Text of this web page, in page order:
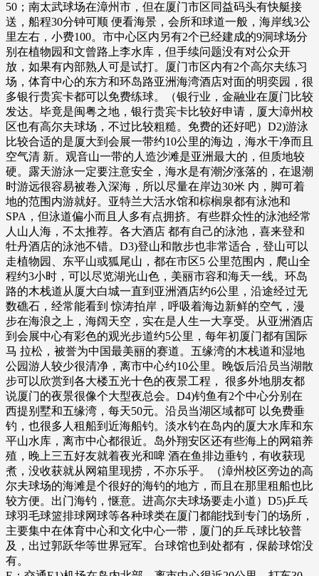
50；南太武球场在漳州市，但在厦门市区同益码头有快艇接
送，船程30分钟可顺 便看海景，会所和球道一般，海岸线3公
里左右，小费100。市中心区内另有2个已经建成的9洞球场分
别在植物园和文曾路上李水库，但手续问题没有对公众开
放，如果有内部熟人可是试打。厦门市区内有2个高尔夫练习
场，体育中心的东方和环岛路亚洲海湾酒店对面的明奕园，很
多银行贵宾卡都可以免费练球。（银行业，金融业在厦门比较
发达。毕竟是闽粤之地，银行贵宾卡比较好申请，厦大漳州校
区也有高尔夫球场，不过比较粗糙。免费的还好吧）D2)游泳
比较合适的是厦大到会展一带约10公里的海边，海水干净而且
空气清 新。观音山一带的人造沙滩是亚洲最大的，但质地较
硬。露天游泳一定要注意安全，海水是有潮汐涨落的，在退潮
时游远很容易被卷入深海，所以尽量在岸边30米 内，脚可着
地的范围内游就好。亚特兰大活水馆和棕榈泉都有泳池和
SPA，但泳道偏小而且人多有点拥挤。有些群众性的泳池经常
人山人海，不太推荐。各大酒店 都有自己的泳池，喜来登和
牡丹酒店的泳池不错。D3)登山和散步也非常适合，登山可以
走植物园、东平山或狐尾山，都在市区5 公里范围内，爬山全
程约3小时，可以尽览湖光山色，美丽市容和海天一线。环岛
路的木栈道从厦大白城一直到亚洲酒店约6公里，沿途经过无
数礁石，经常能看到 惊涛拍岸，呼吸着海边新鲜的空气，漫
步在海浪之上，海阔天空，实在是人生一大享受。从亚洲酒店
到会展中心有彩色的观光步道约5公里，每年初厦门都有国际
马 拉松，被誉为中国最美丽的赛道。五缘湾的木栈道和湿地
公园游人较少很清净，离市中心约10公里。晚饭后沿员当湖散
步可以欣赏到各大楼五光十色的夜景工程， 很多外地朋友都
说厦门的夜景很像个大型夜总会。D4)钓鱼有2个中心分别在
西提别墅和五缘湾，每天50元。沿员当湖区域都可 以免费垂
钓，也很多人租船到近海船钓。淡水钓在岛内的厦大水库和东
平山水库，离市中心都很近。岛外翔安区还有些海上的网箱养
殖，晚上三五好友就着夜光和啤 酒在鱼排边垂钓，有收获现
煮，没收获就从网箱里现捞，不亦乐乎。（漳州校区旁边的高
尔夫球场的海滩是个很好的海钓的地方，而且在那里租船也比
较方便。出门海钓，惬意。进高尔夫球场要走小道）D5)乒乓
球羽毛球篮排球网球等各种球类在厦门都能找到专门的场所，
主要集中在体育中心和文化中心一带，厦门的乒乓球比较普
及，出过郭跃华等世界冠军。台球馆也到处都有，保龄球馆没
有。